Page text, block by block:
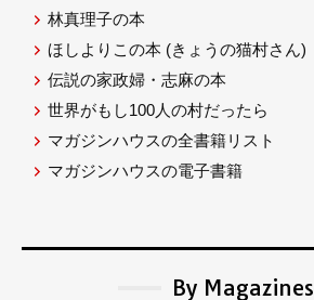
林真理子の本
ほしよりこの本 (きょうの猫村さん)
伝説の家政婦・志麻の本
世界がもし100人の村だったら
マガジンハウスの全書籍リスト
マガジンハウスの電子書籍
By Magazines